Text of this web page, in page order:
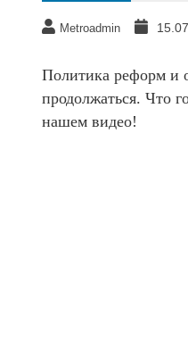
Metroadmin
Политика реформ и
продолжаться. Что
нашем видео!